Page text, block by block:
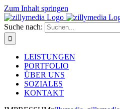
Zum Inhalt springen
Suche nach:
LEISTUNGEN
PORTFOLIO
ÜBER UNS
SOZIALES
KONTAKT